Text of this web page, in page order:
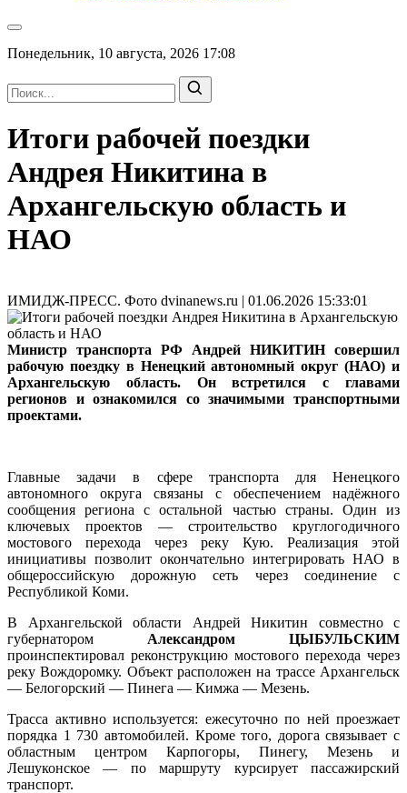
Понедельник, 10 августа, 2026 17:08
Итоги рабочей поездки
Андрея Никитина в
Архангельскую область и
НАО
ИМИДЖ-ПРЕСС. Фото dvinanews.ru | 01.06.2026 15:33:01
Министр транспорта РФ Андрей НИКИТИН совершил
рабочую поездку в Ненецкий автономный округ (НАО) и
Архангельскую область. Он встретился с главами
регионов и ознакомился со значимыми транспортными
проектами.
Главные задачи в сфере транспорта для Ненецкого
автономного округа связаны с обеспечением надёжного
сообщения региона с остальной частью страны. Один из
ключевых проектов — строительство круглогодичного
мостового перехода через реку Кую. Реализация этой
инициативы позволит окончательно интегрировать НАО в
общероссийскую дорожную сеть через соединение с
Республикой Коми.
В Архангельской области Андрей Никитин совместно с
губернатором Александром ЦЫБУЛЬСКИМ
проинспектировал реконструкцию мостового перехода через
реку Вождоромку. Объект расположен на трассе Архангельск
— Белогорский — Пинега — Кимжа — Мезень.
Трасса активно используется: ежесуточно по ней проезжает
порядка 1 730 автомобилей. Кроме того, дорога связывает с
областным центром Карпогоры, Пинегу, Мезень и
Лешуконское — по маршруту курсирует пассажирский
транспорт.